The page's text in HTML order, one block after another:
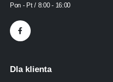
Pon - Pt / 8:00 - 16:00
Dla klienta